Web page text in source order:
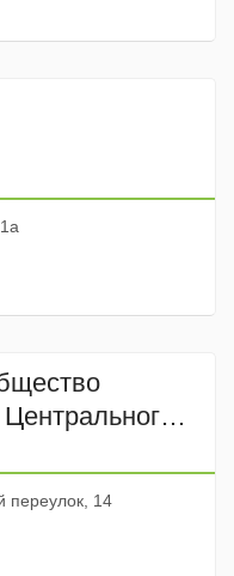
переулок, 14